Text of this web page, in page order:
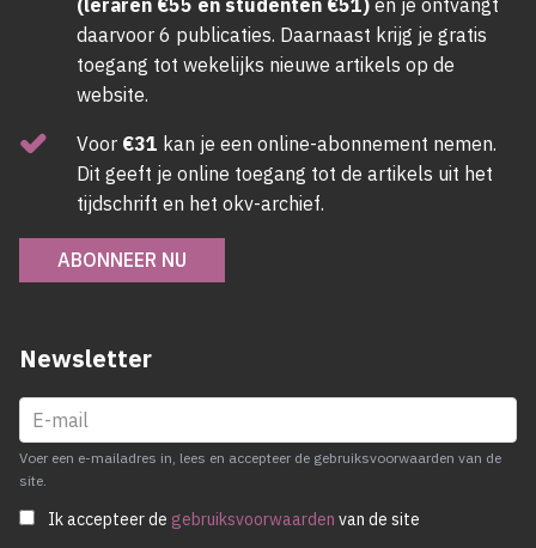
daarvoor 6 publicaties. Daarnaast krijg je gratis
toegang tot wekelijks nieuwe artikels op de
website.
Voor €31 kan je een online-abonnement nemen.
Dit geeft je online toegang tot de artikels uit het
tijdschrift en het okv-archief.
ABONNEER NU
Newsletter
Voer een e-mailadres in, lees en accepteer de gebruiksvoorwaarden van de
site.
Ik accepteer de gebruiksvoorwaarden van de site